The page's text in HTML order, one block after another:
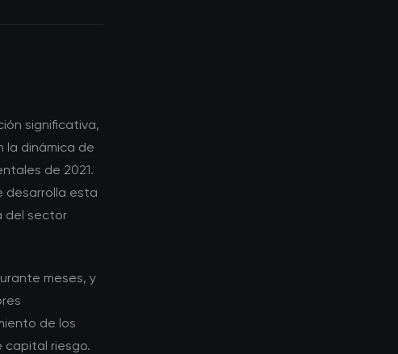
significativa,
la dinámica de
de 2021.
desarrolla esta
del sector
meses, y
de los
capital riesgo.